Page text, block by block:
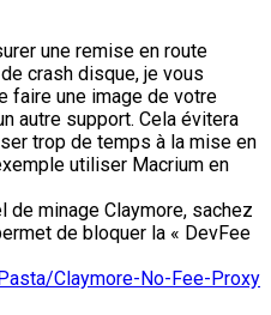
une remise en route
crash disque, je vous
faire une image de votre
autre support. Cela évitera
trop de temps à la mise en
utiliser Macrium en
minage Claymore, sachez
de bloquer la « DevFee
Claymore-No-Fee-Proxy